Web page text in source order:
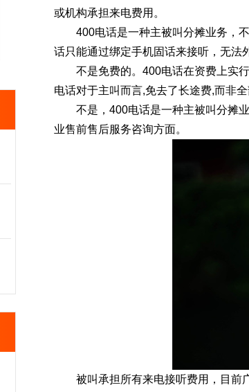
或机构承担来电费用。
400电话是一种主被叫分摊业务，
话只能通过绑定手机固话来接听，无法
不是免费的。400电话在资费上实
电话对于主叫而言,免去了长途费,而非全
不是，400电话是一种主被叫分摊
业售前售后服务咨询方面。
被叫承担所有来电接听费用，目前